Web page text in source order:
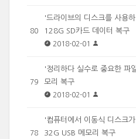
80
'드라이브의 디스크를 사용
128G SD카드 데이터 복구
2018-02-01
79
'정리하다 실수로 중요한 파
모리 복구
2018-02-01
78
'컴퓨터에서 이동식 디스크
32G USB 메모리 복구